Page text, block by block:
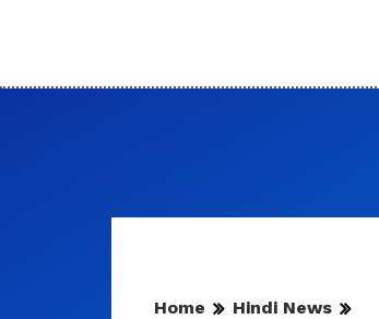
Home Hindi News